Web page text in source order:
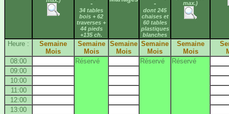
-
34 tables
bois + 62
traverses +
44 pieds
+135 ch.
-
dont 245
chaises et
60 tables
plastiques
blanches
max.)
Heure :
Semaine
Mois
Semaine
Mois
Semaine
Mois
Semaine
Mois
Semaine
Mois
08:00
Réservé Réservé
Réservé
09:00
10:00
11:00
12:00
13:00